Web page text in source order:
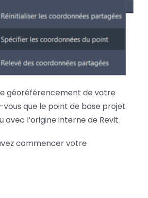
géoréférencement de votre
que le point de base projet
avec l’origine interne de Revit.
commencer votre